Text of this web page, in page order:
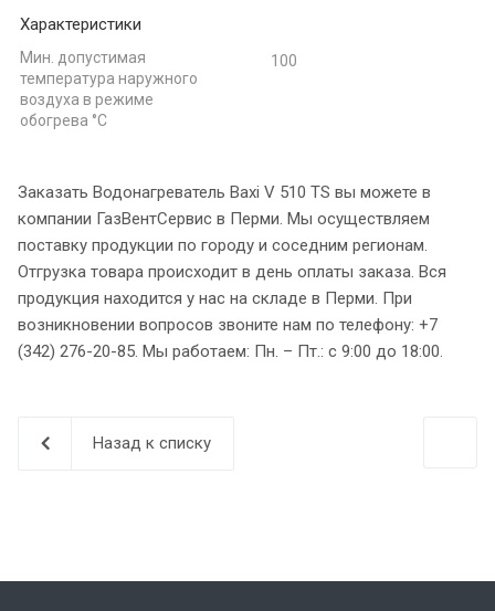
Характеристики
Мин. допустимая
температура наружного
воздуха в режиме
обогрева °С
100
Заказать Водонагреватель Baxi V 510 TS вы можете в
компании ГазВентСервис в Перми. Мы осуществляем
поставку продукции по городу и соседним регионам.
Отгрузка товара происходит в день оплаты заказа. Вся
продукция находится у нас на складе в Перми. При
возникновении вопросов звоните нам по телефону: +7
(342) 276-20-85. Мы работаем: Пн. – Пт.: с 9:00 до 18:00.
Назад к списку